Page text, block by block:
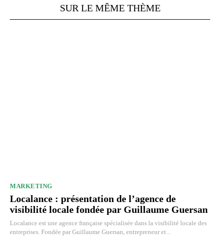
SUR LE MÊME THÈME
MARKETING
Localance : présentation de l’agence de
visibilité locale fondée par Guillaume Guersan
Localance est une agence française spécialisée dans la visibilité locale des
entreprises. Fondée par Guillaume Guersan, entrepreneur et...